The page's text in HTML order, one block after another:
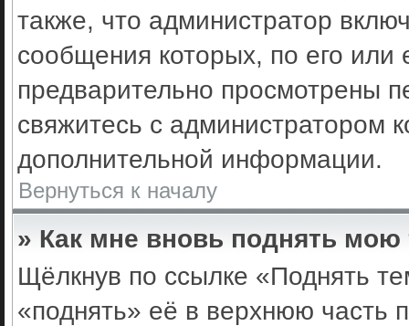
также, что администратор
сообщения которых, по его
предварительно просмотрены
свяжитесь с администратором
дополнительной информации.
Вернуться к началу
» Как мне вновь поднять мою
Щёлкнув по ссылке «Поднять
«поднять» её в верхнюю часть